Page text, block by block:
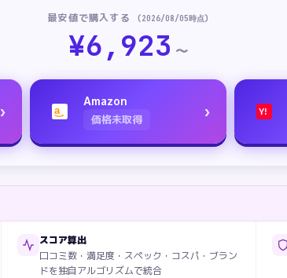
最安値で購入する (2026/08/05時点)
¥6,923 〜
› a
Amazon
価格未取得 › Y!
スコア算出
口コミ数・満足度・スペック・コスパ・ブラン
ドを独自アルゴリズムで統合